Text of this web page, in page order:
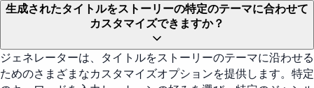
生成されたタイトルをストーリーの特定のテーマに合わせて
カスタマイズできますか？
ジェネレーターは、タイトルをストーリーのテーマに沿わせる
ためのさまざまなカスタマイズオプションを提供します。特定